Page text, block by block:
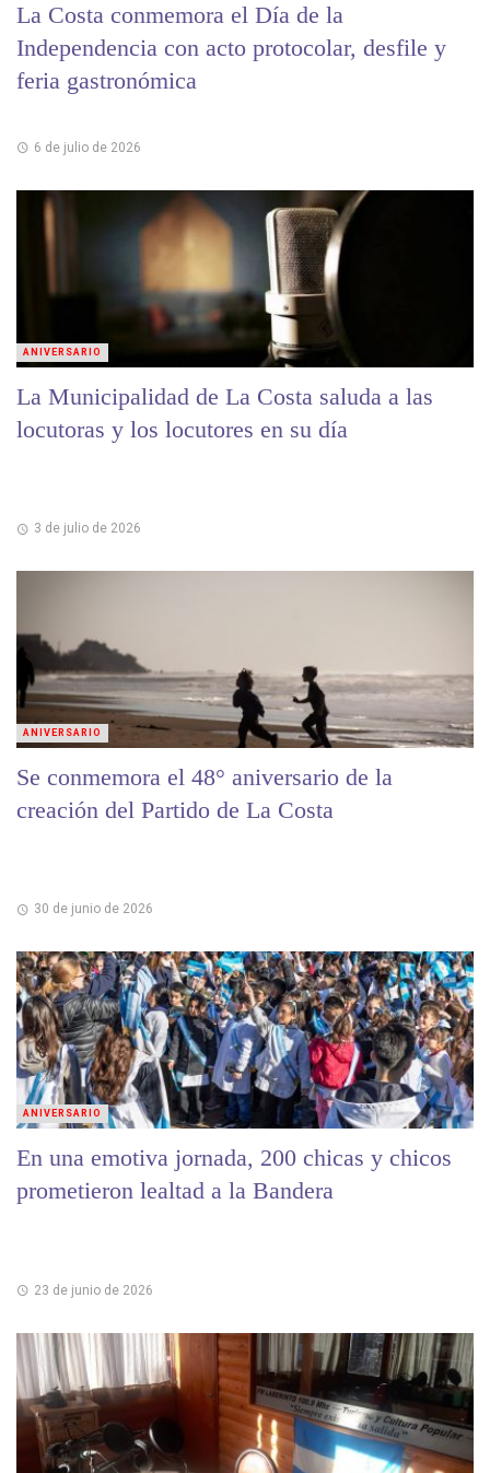
La Costa conmemora el Día de la
Independencia con acto protocolar, desfile y
feria gastronómica
6 de julio de 2026
La Municipalidad de La Costa saluda a las
locutoras y los locutores en su día
3 de julio de 2026
ANIVERSARIO
Se conmemora el 48° aniversario de la
creación del Partido de La Costa
30 de junio de 2026
ANIVERSARIO
En una emotiva jornada, 200 chicas y chicos
prometieron lealtad a la Bandera
23 de junio de 2026
ANIVERSARIO